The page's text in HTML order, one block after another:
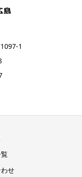
1
せ